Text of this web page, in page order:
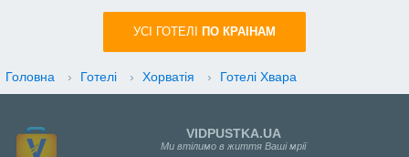
УСI ГОТЕЛІ ПО КРАIНАМ
Головна › Готелі › Хорватія › Готелі Хвара
VIDPUSTKA.UA
Ми втілимо в життя Ваші мрії